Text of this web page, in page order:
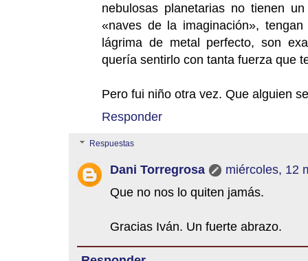
nebulosas planetarias no tienen
«naves de la imaginación»,
lágrima de metal perfecto, son
quería sentirlo con tanta fuerza que
Pero fui niño otra vez. Que alguien
Responder
Respuestas
Dani Torregrosa
miércoles, 12
Que no nos lo quiten jamás.
Gracias Iván. Un fuerte abrazo.